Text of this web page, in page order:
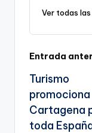
n
k
o
o
k
Ver todas
de
Entrada
Turismo
promociona
Cartagena
toda